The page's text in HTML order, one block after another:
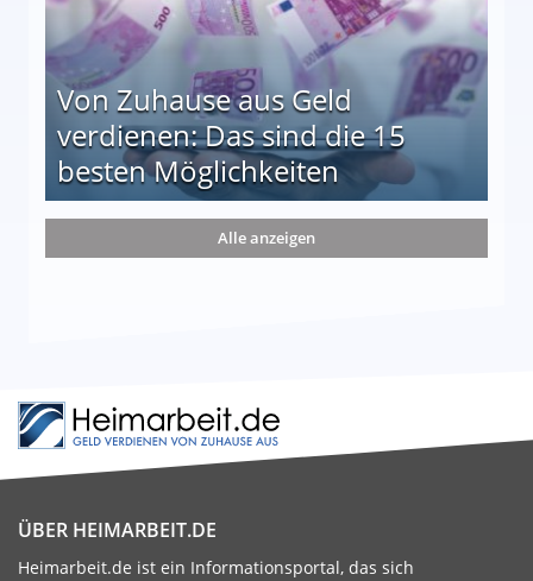
Von Zuhause aus Geld
verdienen: Das sind die 15
besten Möglichkeiten
die 15 besten Möglichkeiten
Alle anzeigen
ÜBER HEIMARBEIT.DE
Heimarbeit.de ist ein Informationsportal, das sich